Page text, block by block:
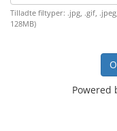
Tilladte filtyper: .jpg, .gif,
128MB)
Powered